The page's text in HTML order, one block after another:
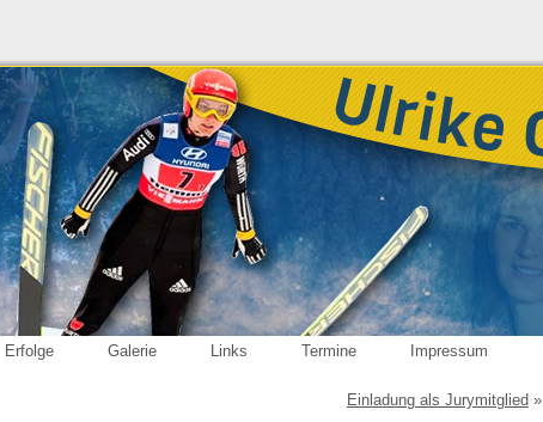
Erfolge Galerie Links Termine Impressum
Einladung als Jurymitglied »